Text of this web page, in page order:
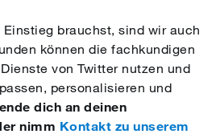
brauchst, sind wir auch
können die fachkundigen
von Twitter nutzen und
personalisieren und
dich an deinen
nimm Kontakt zu unserem